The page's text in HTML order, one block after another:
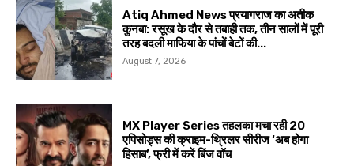
Atiq Ahmed News प्रयागराज का अतीक
कुनबा: रसूख के दौर से तबाही तक, तीन सालों में पूरी
तरह बदली माफिया के पांचों बेटों की...
August 7, 2026
MX Player Series तहलका मचा रही 20
एपिसोड्स की क्राइम-थ्रिलर सीरीज ‘अब होगा
हिसाब’, फ्री में करें बिंज वॉच